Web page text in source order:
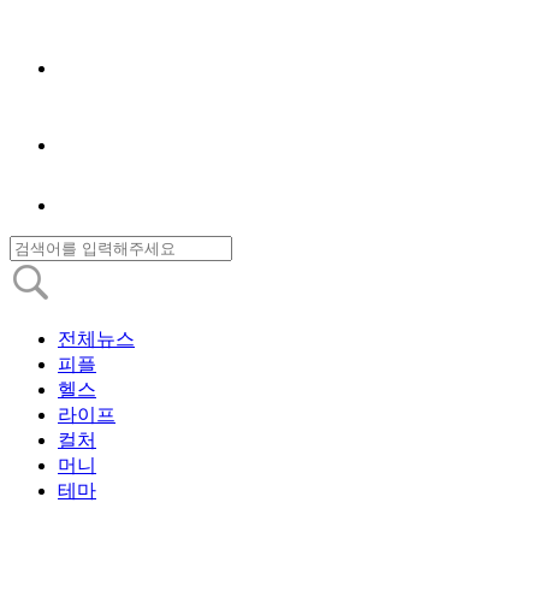
전체뉴스
피플
헬스
라이프
컬처
머니
테마